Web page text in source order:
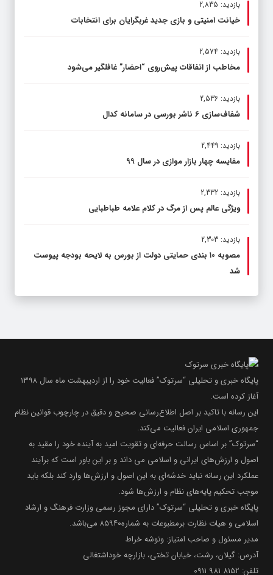
بازدید: 2,835
خیانت امنیتی و بازی جدید غربگرایان برای انتخابات
بازدید: 2,574
مخاطب از اتفاقات پیش‌روی “احضار” غافلگیر می‌شود
بازدید: 2,536
شفاف‌سازی ۶ ناشر بورسی در سامانه کدال
بازدید: 2,449
مقایسه چهار بازار موازی در سال ۹۹
بازدید: 2,332
ویژگی عالم پس از مرگ در کلام علامه طباطبایی
بازدید: 2,303
مصوبه ۱۰ بندی حمایتی دولت از بورس به لایحه بودجه پیوست
شد
پایگاه خبری و تحلیلی “سرتوک” فعالیت خود را از اردیبهشت ماه سال ۱۳۹۸
آغاز کرده است.
این رسانه با تاکید بر اصل اطلاع‌رسانی صحیح و دقیق در چارچوب قوانین نظام
جمهوری اسلامی ایران فعالیت می‌کند.
“سرتوک” بر اساس رسالت حرفه‌ای و تقویت امید به آینده خود را مقید به
اصول و ارزش‌های ایرانی و اسلامی می داند و بر این باور است که برآیند
عملکرد این رسانه نباید خدشه‌ای به این اصول و ارزش‌ها وارد کند بلکه باید
موجب تحکیم پایه‌های نظام و ارزش‌ها شود.
پایگاه خبری و تحلیلی “سرتوک” دارای مجوز رسمی وزارت فرهنگ و ارشاد
اسلامی و هیات نظارت برمطبوعات به شماره۸۵۹۴۰ می‌باشد.
مدیر مسئول و صاحب امتیاز: ونوشه خراط
آدرس: گیلان، رشت، خیابان تختی، بازارچه خوداشتغالی
تلفن: 8152 981 0911